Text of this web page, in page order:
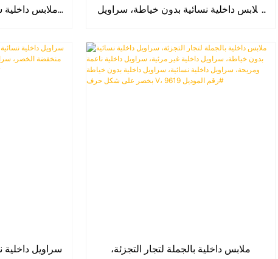
ملابس داخلية
سراويل
ملابس داخلية نسائية بدون خياطة، سراويل
سراويل داخلية منخفضة الخصر، 9622#
سراويل داخلية
ملابس داخلية بالجملة لتجار التجزئة،